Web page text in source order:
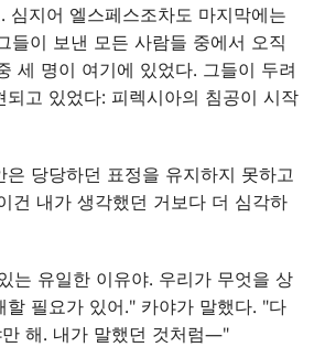
심지어 엘스페스조차도 마지막에는
들이 보낸 모든 사람들 중에서 오직
세 명이 여기에 있었다. 그들이 두려
고 있었다: 피렉시아의 침공이 시작
당당하던 표정을 유지하지 못하고
건 내가 생각했던 거보다 더 심각하
는 유일한 이유야. 우리가 무엇을 상
필요가 있어." 카야가 말했다. "다
해. 내가 말했던 것처럼—"